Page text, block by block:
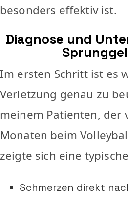
besonders effektiv ist.
Diagnose und
Im ersten Schritt ist es
Verletzung genau zu
meinem Patienten, der
Monaten beim
zeigte sich eine
Schmerzen direkt